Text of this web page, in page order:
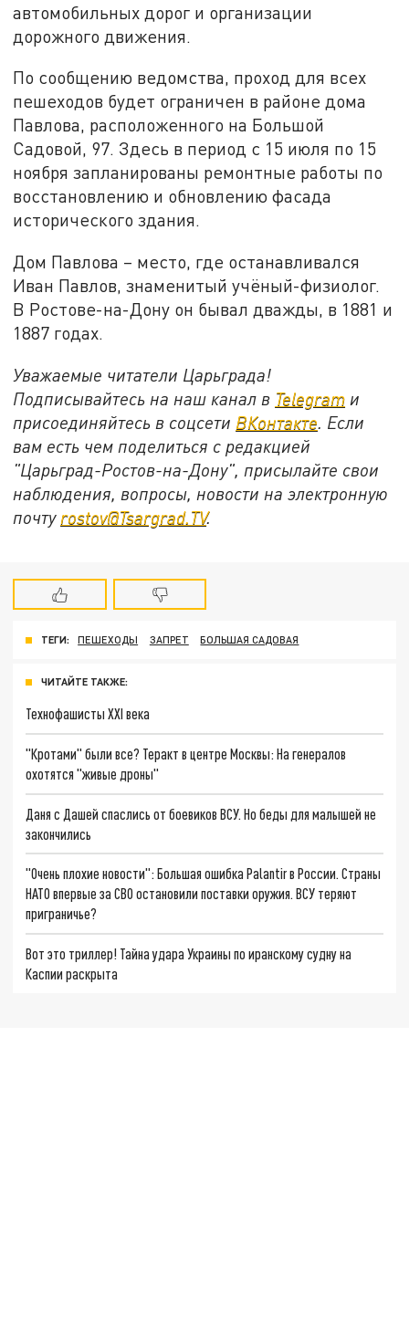
автомобильных дорог и организации
дорожного движения.
По сообщению ведомства, проход для всех
пешеходов будет ограничен в районе дома
Павлова, расположенного на Большой
Садовой, 97. Здесь в период с 15 июля по 15
ноября запланированы ремонтные работы по
восстановлению и обновлению фасада
исторического здания.
Дом Павлова – место, где останавливался
Иван Павлов, знаменитый учёный-физиолог.
В Ростове-на-Дону он бывал дважды, в 1881 и
1887 годах.
Уважаемые читатели Царьграда!
Подписывайтесь на наш канал в Telegram и
присоединяйтесь в соцсети ВКонтакте. Если
вам есть чем поделиться с редакцией
"Царьград-Ростов-на-Дону", присылайте свои
наблюдения, вопросы, новости на электронную
почту rostov@Tsargrad.ТV.
ТЕГИ: ПЕШЕХОДЫ ЗАПРЕТ БОЛЬШАЯ САДОВАЯ
ЧИТАЙТЕ ТАКЖЕ:
Технофашисты XXI века
"Кротами" были все? Теракт в центре Москвы: На генералов
охотятся "живые дроны"
Даня с Дашей спаслись от боевиков ВСУ. Но беды для малышей не
закончились
"Очень плохие новости": Большая ошибка Palantir в России. Страны
НАТО впервые за СВО остановили поставки оружия. ВСУ теряют
приграничье?
Вот это триллер! Тайна удара Украины по иранскому судну на
Каспии раскрыта